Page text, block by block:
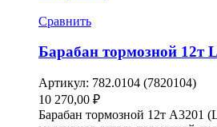
Сравнить
Барабан тормозной 12т
Артикул: 782.0104 (7820104)
10 270,00 ₽
Барабан тормозной 12т A3201